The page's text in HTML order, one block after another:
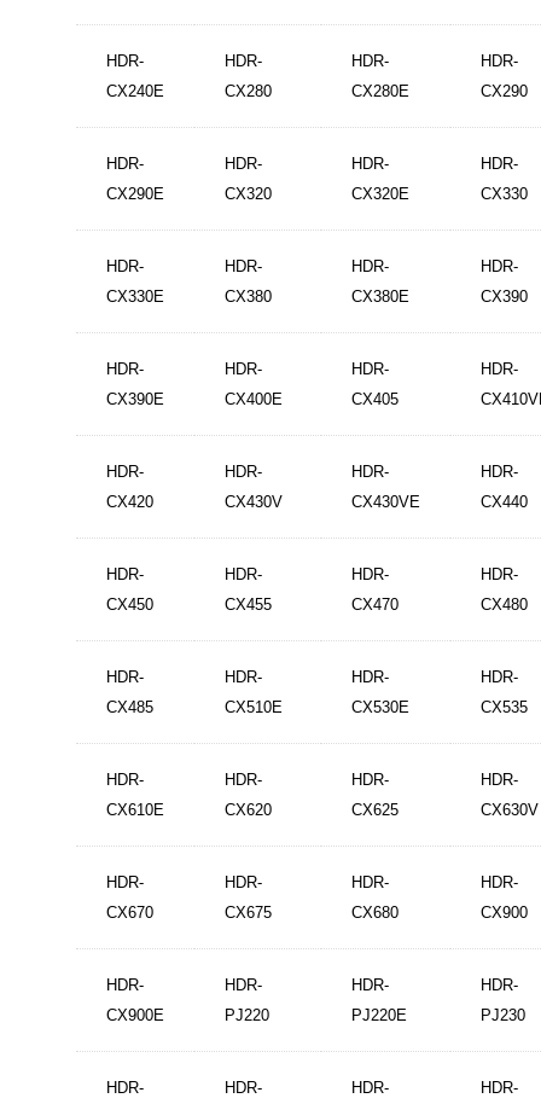
HDR-
CX240E
HDR-
CX280
HDR-
CX280E
HDR-
CX290
HDR-
CX290E
HDR-
CX320
HDR-
CX320E
HDR-
CX330
HDR-
CX330E
HDR-
CX380
HDR-
CX380E
HDR-
CX390
HDR-
CX390E
HDR-
CX400E
HDR-
CX405
HDR-
HDR-
CX420
HDR-
CX430V
HDR-
CX430VE
HDR-
CX440
HDR-
CX450
HDR-
CX455
HDR-
CX470
HDR-
CX480
HDR-
CX485
HDR-
CX510E
HDR-
CX530E
HDR-
CX535
HDR-
CX610E
HDR-
CX620
HDR-
CX625
HDR-
CX630V
HDR-
CX670
HDR-
CX675
HDR-
CX680
HDR-
CX900
HDR-
CX900E
HDR-
PJ220
HDR-
PJ220E
HDR-
PJ230
HDR-
HDR-
HDR-
HDR-